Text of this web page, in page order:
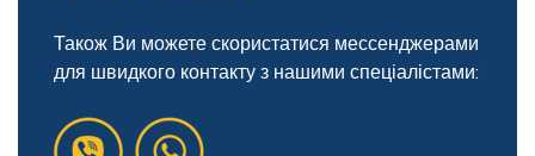
Також Ви можете скористатися мессенджерами
для швидкого контакту з нашими спеціалістами: